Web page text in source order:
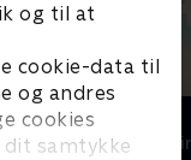
og til at
cookie-data til
og andres
cookies
samtykke
The Au Pair
Krimi &